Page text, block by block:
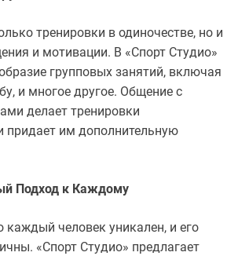
тренировки в одиночестве, но и
и мотивации. В «Спорт Студио»
групповых занятий, включая
и многое другое. Общение с
делает тренировки
придает им дополнительную
Подход к Каждому
человек уникален, и его
«Спорт Студио» предлагает